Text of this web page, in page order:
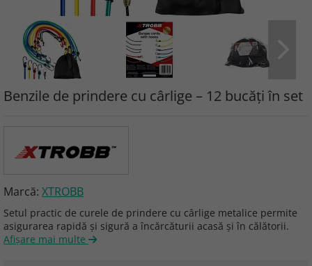
Benzile de prindere cu cârlige – 12 bucăți în set
Marcă: XTROBB
Setul practic de curele de prindere cu cârlige metalice permite
asigurarea rapidă și sigură a încărcăturii acasă și în călătorii.
Afişare mai multe